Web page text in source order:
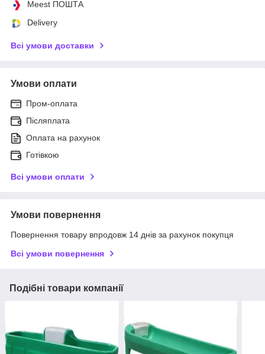
Meest ПОШТА
Delivery
Всі умови доставки
Умови оплати
Пром-оплата
Післяплата
Оплата на рахунок
Готівкою
Всі умови оплати
Умови повернення
Повернення товару впродовж 14 днів за рахунок покупця
Всі умови повернення
Подібні товари компанії